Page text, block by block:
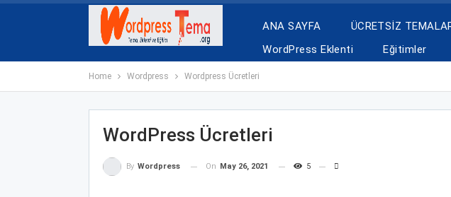
ANA SAYFA ÜCRETSİZ
WordPress Eklenti
Eğitimler
Home Wordpress Wordpress Ücretleri
WordPress Ücretleri
By Wordpress On May 26, 2021 5